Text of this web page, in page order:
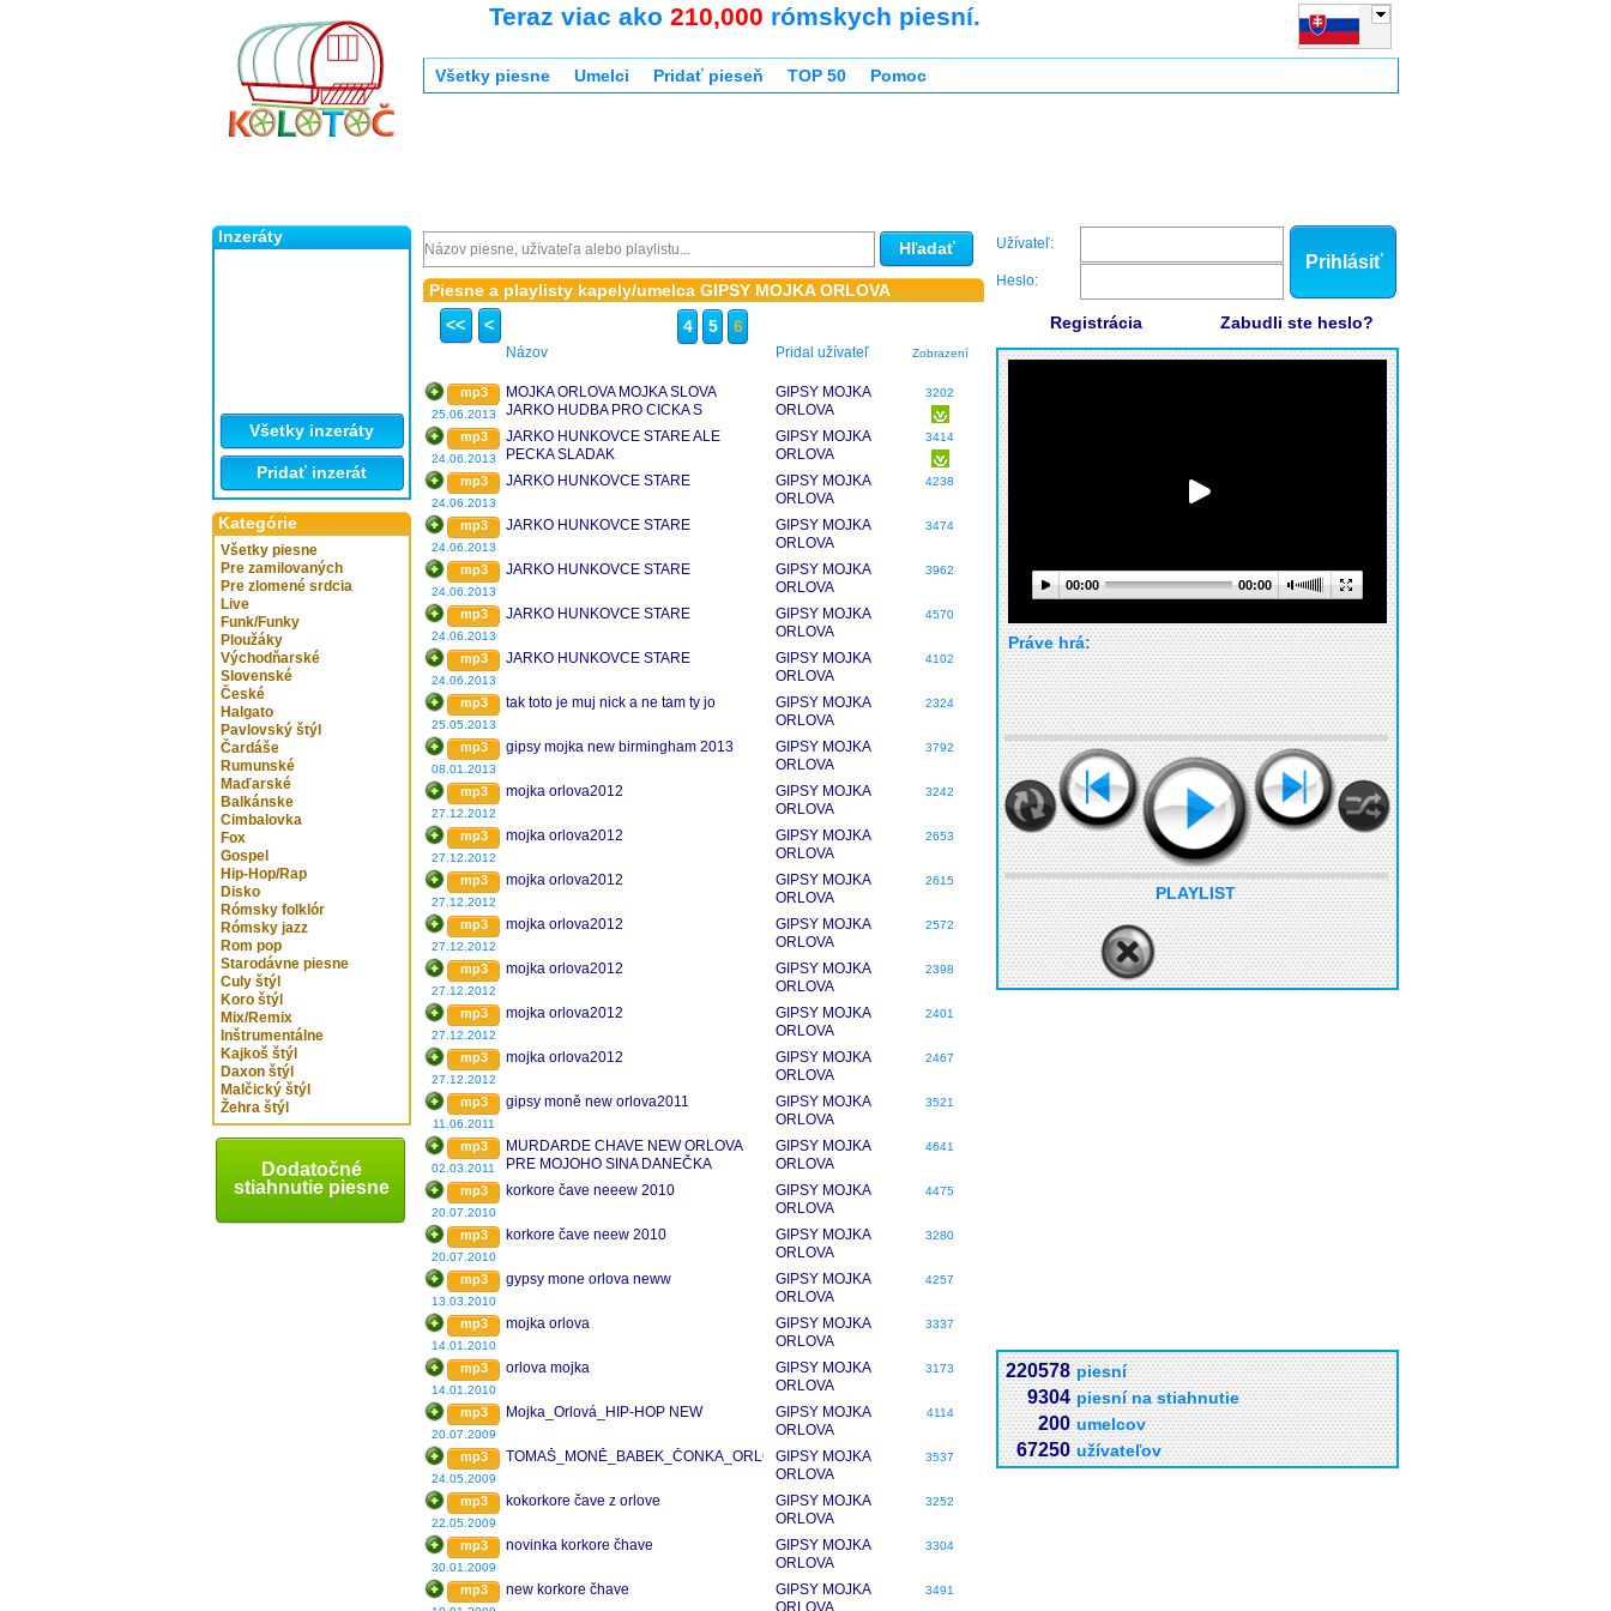
Inzeráty
Všetky inzeráty
Pridať inzerát
Kategórie
Všetky piesne
Pre zamilovaných
Pre zlomené srdcia
Live
Funk/Funky
Ploužáky
Východňarské
Slovenské
České
Halgato
Pavlovský štýl
Čardáše
Rumunské
Maďarské
Balkánske
Cimbalovka
Fox
Gospel
Hip-Hop/Rap
Disko
Rómsky folklór
Rómsky jazz
Rom pop
Starodávne piesne
Culy štýl
Koro štýl
Mix/Remix
Inštrumentálne
Kajkoš štýl
Daxon štýl
Malčický štýl
Žehra štýl
Dodatočné
stiahnutie piesne
Teraz viac ako 210,000 rómskych piesní.
Všetky piesne Umelci Pridať pieseň TOP 50 Pomoc
Hľadať
Piesne a playlisty kapely/umelca GIPSY MOJKA ORLOVA
<<
< 4 5 6
Názov Pridal užívateľ Zobrazení
mp3
25.06.2013
MOJKA ORLOVA MOJKA SLOVA
JARKO HUDBA PRO CICKA S
ORLOVE NEW 2013
GIPSY MOJKA
ORLOVA
3202
mp3
24.06.2013
JARKO HUNKOVCE STARE ALE
PECKA SLADAK
GIPSY MOJKA
ORLOVA
3414
mp3
24.06.2013
JARKO HUNKOVCE STARE
GIPSY MOJKA
ORLOVA
4238
mp3
24.06.2013
JARKO HUNKOVCE STARE
GIPSY MOJKA
ORLOVA
3474
mp3
24.06.2013
JARKO HUNKOVCE STARE
GIPSY MOJKA
ORLOVA
3962
mp3
24.06.2013
JARKO HUNKOVCE STARE
GIPSY MOJKA
ORLOVA
4570
mp3
24.06.2013
JARKO HUNKOVCE STARE
GIPSY MOJKA
ORLOVA
4102
mp3
25.05.2013
tak toto je muj nick a ne tam ty jo
GIPSY MOJKA
ORLOVA
2324
mp3
08.01.2013
gipsy mojka new birmingham 2013
GIPSY MOJKA
ORLOVA
3792
mp3
27.12.2012
mojka orlova2012
GIPSY MOJKA
ORLOVA
3242
mp3
27.12.2012
mojka orlova2012
GIPSY MOJKA
ORLOVA
2653
mp3
27.12.2012
mojka orlova2012
GIPSY MOJKA
ORLOVA
2615
mp3
27.12.2012
mojka orlova2012
GIPSY MOJKA
ORLOVA
2572
mp3
27.12.2012
mojka orlova2012
GIPSY MOJKA
ORLOVA
2398
mp3
27.12.2012
mojka orlova2012
GIPSY MOJKA
ORLOVA
2401
mp3
27.12.2012
mojka orlova2012
GIPSY MOJKA
ORLOVA
2467
mp3
11.06.2011
gipsy moně new orlova2011
GIPSY MOJKA
ORLOVA
3521
mp3
02.03.2011
MURDARDE CHAVE NEW ORLOVA
PRE MOJOHO SINA DANEČKA
ORLOVA2011
GIPSY MOJKA
ORLOVA
4641
mp3
20.07.2010
korkore čave neeew 2010
GIPSY MOJKA
ORLOVA
4475
mp3
20.07.2010
korkore čave neew 2010
GIPSY MOJKA
ORLOVA
3280
mp3
13.03.2010
gypsy mone orlova neww
GIPSY MOJKA
ORLOVA
4257
mp3
14.01.2010
mojka orlova
GIPSY MOJKA
ORLOVA
3337
mp3
14.01.2010
orlova mojka
GIPSY MOJKA
ORLOVA
3173
mp3
20.07.2009
Mojka_Orlová_HIP-HOP NEW
GIPSY MOJKA
ORLOVA
4114
mp3
24.05.2009
TOMAŠ_MONĚ_BABEK_ČONKA_ORLOVÁÁÁÁGIPSY MOJKA
ORLOVA
3537
mp3
22.05.2009
kokorkore čave z orlove
GIPSY MOJKA
ORLOVA
3252
mp3
30.01.2009
novinka korkore čhave
GIPSY MOJKA
ORLOVA
3304
mp3 new korkore čhave
GIPSY MOJKA
ORLOVA
3491
Užívateľ:
Heslo:
Prihlásiť
Registrácia Zabudli ste heslo?
00:00 00:00
Práve hrá:
PLAYLIST
220578 piesní
9304 piesní na stiahnutie
200 umelcov
67250 užívateľov